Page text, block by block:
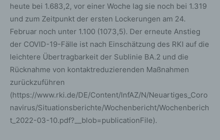
heute bei 1.683,2, vor einer Woche lag sie noch bei 1.319
und zum Zeitpunkt der ersten Lockerungen am 24.
Februar noch unter 1.100 (1073,5). Der erneute Anstieg
der COVID-19-Fälle ist nach Einschätzung des RKI auf die
leichtere Übertragbarkeit der Sublinie BA.2 und die
Rücknahme von kontaktreduzierenden Maßnahmen
zurückzuführen
(https://www.rki.de/DE/Content/InfAZ/N/Neuartiges_Coro
navirus/Situationsberichte/Wochenbericht/Wochenberich
t_2022-03-10.pdf?__blob=publicationFile).